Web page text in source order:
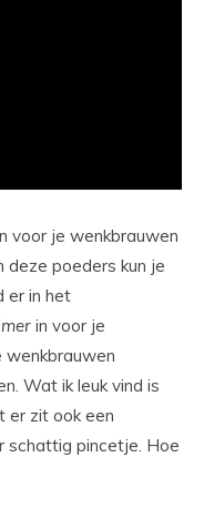
voor je wenkbrauwen
deze poeders kun je
er in het
in voor je
Wat ik leuk vind is
er zit ook een
schattig pincetje. Hoe